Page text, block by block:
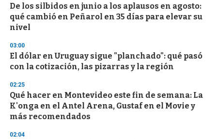
De los silbidos en junio a los aplausos en agosto:
qué cambió en Peñarol en 35 días para elevar su
nivel
03:00
El dólar en Uruguay sigue "planchado": qué pasó
con la cotización, las pizarras y la región
02:25
Qué hacer en Montevideo este fin de semana: La
K'onga en el Antel Arena, Gustaf en el Movie y
más recomendados
02:04